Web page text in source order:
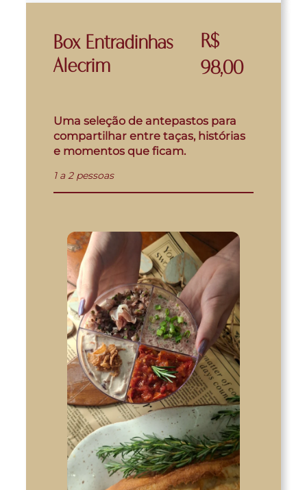
Box Entradinhas
Alecrim
R$
98,00
Uma seleção de antepastos para
compartilhar entre taças, histórias
e momentos que ficam.
1 a 2 pessoas